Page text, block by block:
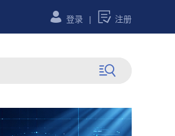
 登录 |  注册
